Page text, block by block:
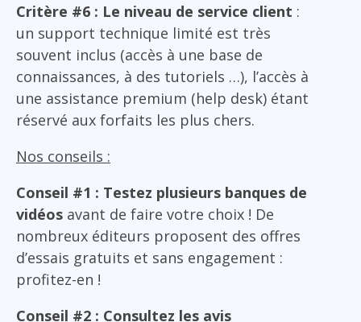
Critère #6 : Le niveau de service client :
un support technique limité est très
souvent inclus (accès à une base de
connaissances, à des tutoriels …), l’accès à
une assistance premium (help desk) étant
réservé aux forfaits les plus chers.
Nos conseils :
Conseil #1 : Testez plusieurs banques de
vidéos avant de faire votre choix ! De
nombreux éditeurs proposent des offres
d’essais gratuits et sans engagement :
profitez-en !
Conseil #2 : Consultez les avis